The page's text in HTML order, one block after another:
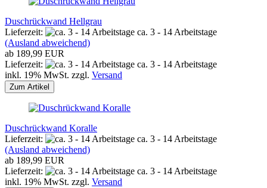
Duschrückwand Hellgrau
Lieferzeit:
ca. 3 - 14 Arbeitstage
(Ausland abweichend)
ab 189,99 EUR
Lieferzeit:
ca. 3 - 14 Arbeitstage
inkl. 19% MwSt. zzgl. Versand
Zum Artikel
Duschrückwand Koralle
Lieferzeit:
ca. 3 - 14 Arbeitstage
(Ausland abweichend)
ab 189,99 EUR
Lieferzeit:
ca. 3 - 14 Arbeitstage
inkl. 19% MwSt. zzgl. Versand